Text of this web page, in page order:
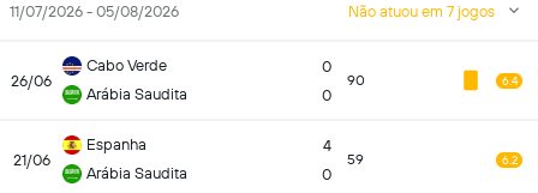
11/07/2026 - 05/08/2026 Não atuou em 7 jogos
26/06
Cabo Verde
Arábia Saudita
0
0
90 6.4
21/06
Espanha
Arábia Saudita
4
0
59 6.2